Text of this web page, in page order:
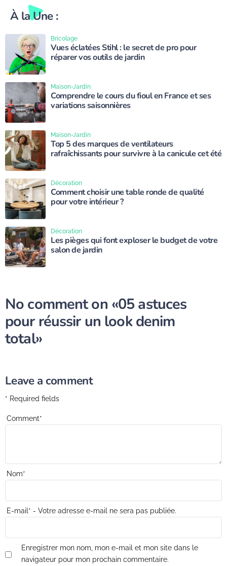
À la Une :
Vues éclatées Stihl : le secret de pro pour
réparer vos outils de jardin
Bricolage
Comprendre le cours du fioul en France et ses
variations saisonnières
Maison-Jardin
Top 5 des marques de ventilateurs
rafraîchissants pour survivre à la canicule cet été
Maison-Jardin
Comment choisir une table ronde de qualité
pour votre intérieur ?
Décoration
Les pièges qui font exploser le budget de votre
salon de jardin
Décoration
No comment on «05 astuces
pour réussir un look denim
total»
Leave a comment
* Required fields
Comment*
Nom*
E-mail * - Votre adresse e-mail ne sera pas publiée.
Enregistrer mon nom, mon e-mail et mon site dans le
navigateur pour mon prochain commentaire.